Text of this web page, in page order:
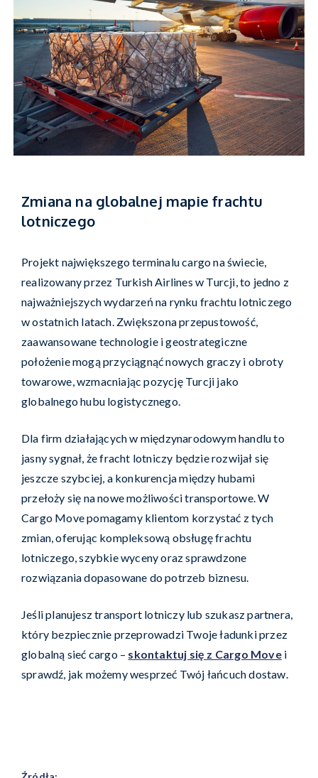
Zmiana na globalnej mapie frachtu
lotniczego
Projekt największego terminalu cargo na świecie,
realizowany przez Turkish Airlines w Turcji, to jedno z
najważniejszych wydarzeń na rynku frachtu lotniczego
w ostatnich latach. Zwiększona przepustowość,
zaawansowane technologie i geostrategiczne
położenie mogą przyciągnąć nowych graczy i obroty
towarowe, wzmacniając pozycję Turcji jako
globalnego hubu logistycznego.
Dla firm działających w międzynarodowym handlu to
jasny sygnał, że fracht lotniczy będzie rozwijał się
jeszcze szybciej, a konkurencja między hubami
przełoży się na nowe możliwości transportowe. W
Cargo Move pomagamy klientom korzystać z tych
zmian, oferując kompleksową obsługę frachtu
lotniczego, szybkie wyceny oraz sprawdzone
rozwiązania dopasowane do potrzeb biznesu.
Jeśli planujesz transport lotniczy lub szukasz partnera,
który bezpiecznie przeprowadzi Twoje ładunki przez
globalną sieć cargo – skontaktuj się z Cargo Movei
sprawdź, jak możemy wesprzeć Twój łańcuch dostaw.